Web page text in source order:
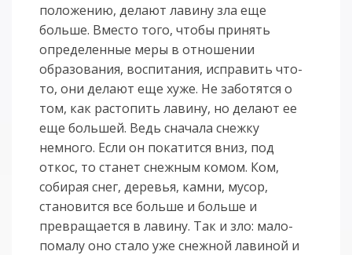
положению, делают лавину зла еще
больше. Вместо того, чтобы принять
определенные меры в отношении
образования, воспитания, исправить что-
то, они делают еще хуже. Не заботятся о
том, как растопить лавину, но делают ее
еще большей. Ведь сначала снежку
немного. Если он покатится вниз, под
откос, то станет снежным комом. Ком,
собирая снег, деревья, камни, мусор,
становится все больше и больше и
превращается в лавину. Так и зло: мало-
помалу оно стало уже снежной лавиной и